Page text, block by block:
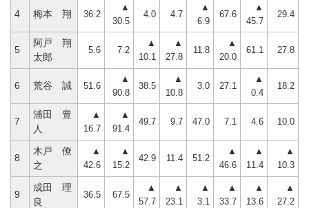
4 梅本 翔 36.2
▲
30.5
4.0 4.7
▲
6.9
67.6
▲
45.7
29.4
5
阿戸 翔
太郎
5.6 7.2
▲
10.1
▲
27.8
11.8
▲
20.0
61.1 27.8
6 荒谷 誠 51.6
▲
90.8
38.5
▲
10.8
3.0 27.1
▲
0.4
18.2
7
浦田 豊
人
▲
16.7
▲
91.4
49.7 9.7 47.0 7.1 4.6 10.0
8
木戸 僚
之
▲
42.6
▲
15.2
42.9 11.4 51.2
▲
46.6
▲
11.4
▲
10.3
9
成田 理
良
36.5 67.5
▲
57.7
▲
23.1
▲
3.1
▲
33.7
▲
13.6
▲
27.2